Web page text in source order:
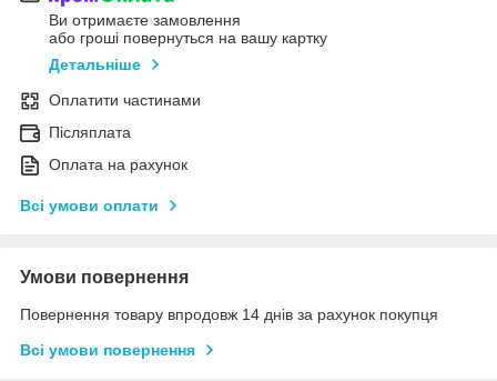
Ви отримаєте замовлення
або гроші повернуться на вашу картку
Детальніше
Оплатити частинами
Післяплата
Оплата на рахунок
Всі умови оплати
Умови повернення
Повернення товару впродовж 14 днів за рахунок покупця
Всі умови повернення